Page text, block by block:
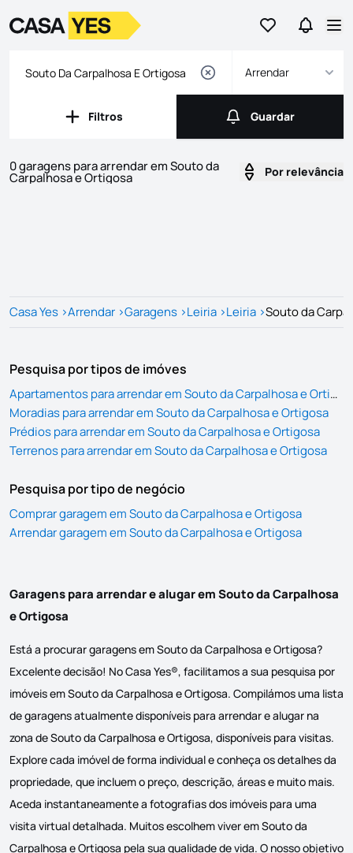
Ir para osIr para
LogoIr para a homepage
Arrendar
Filtros
Filtros Guardar
Guardar
0 garagens para arrendar em Souto da
Carpalhosa e Ortigosa Por relevância
Casa Yes >Arrendar >Garagens >Leiria >Leiria >Souto da
Pesquisa por tipos de imóves
Apartamentos para arrendar em Souto da Carpalhosa e Ortigosa
Moradias para arrendar em Souto da Carpalhosa e Ortigosa
Prédios para arrendar em Souto da Carpalhosa e Ortigosa
Terrenos para arrendar em Souto da Carpalhosa e Ortigosa
Pesquisa por tipo de negócio
Comprar garagem em Souto da Carpalhosa e Ortigosa
Arrendar garagem em Souto da Carpalhosa e Ortigosa
Garagens para arrendar e alugar em Souto da Carpalhosa
e Ortigosa
Está a procurar garagens em Souto da Carpalhosa e Ortigosa?
Excelente decisão! No Casa Yes®, facilitamos a sua pesquisa por
imóveis em Souto da Carpalhosa e Ortigosa. Compilámos uma lista
de garagens atualmente disponíveis para arrendar e alugar na
zona de Souto da Carpalhosa e Ortigosa, disponíveis para visitas.
Explore cada imóvel de forma individual e conheça os detalhes da
propriedade, que incluem o preço, descrição, áreas e muito mais.
Aceda instantaneamente a fotografias dos imóveis para uma
visita virtual detalhada. Muitos escolhem viver em Souto da
Carpalhosa e Ortigosa pela sua qualidade de vida. O nosso objetivo